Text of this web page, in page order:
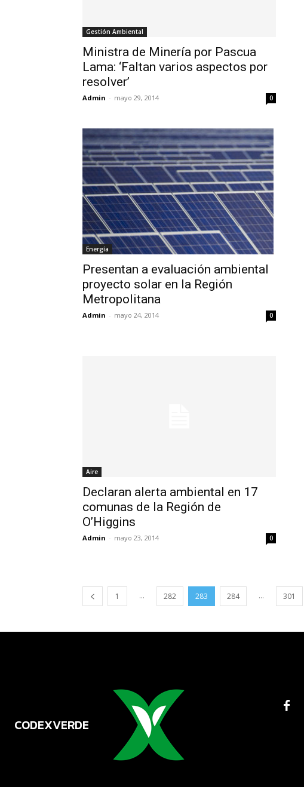
Gestión Ambiental
Ministra de Minería por Pascua
Lama: ‘Faltan varios aspectos por
resolver’
Admin - mayo 29, 2014 0
Energía
Presentan a evaluación ambiental
proyecto solar en la Región
Metropolitana
Admin - mayo 24, 2014 0
Aire
Declaran alerta ambiental en 17
comunas de la Región de
O’Higgins
Admin - mayo 23, 2014 0
1 ... 282 283 284 ... 301
CODEXVERDE